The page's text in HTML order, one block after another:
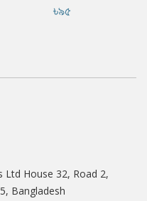
৳৯৫
Ltd House 32, Road 2,
Bangladesh